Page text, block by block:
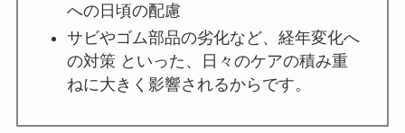
への日頃の配慮
サビやゴム部品の劣化など、経年変化へ
の対策 といった、日々のケアの積み重
ねに大きく影響されるからです。